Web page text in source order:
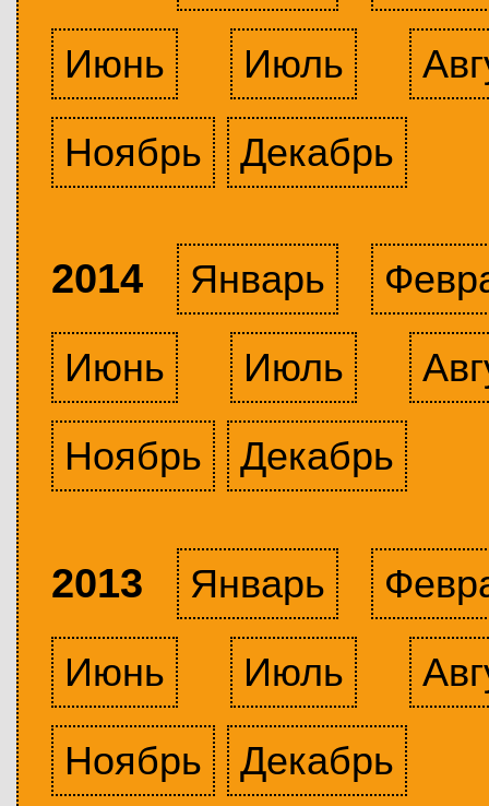
Июнь
Июль
Ноябрь
Декабрь
2014 Январь
Июнь
Июль
Ноябрь
Декабрь
2013 Январь
Июнь
Июль
Ноябрь
Декабрь